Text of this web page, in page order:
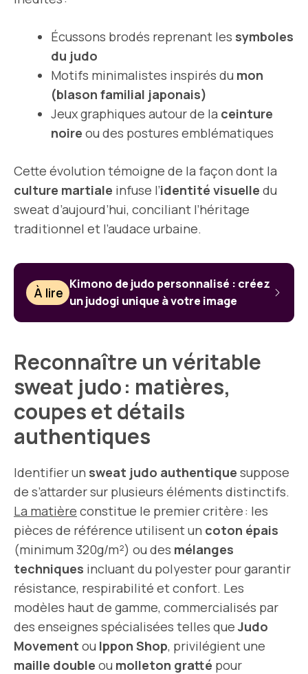
Écussons brodés reprenant les symboles
du judo
Motifs minimalistes inspirés du mon
(blason familial japonais)
Jeux graphiques autour de la ceinture
noire ou des postures emblématiques
Cette évolution témoigne de la façon dont la
culture martiale infuse l’identité visuelle du
sweat d’aujourd’hui, conciliant l’héritage
traditionnel et l’audace urbaine.
À lire
Kimono de judo personnalisé : créez
un judogi unique à votre image
Reconnaître un véritable
sweat judo : matières,
coupes et détails
authentiques
Identifier un sweat judo authentique suppose
de s’attarder sur plusieurs éléments distinctifs.
La matière constitue le premier critère : les
pièces de référence utilisent un coton épais
(minimum 320g/m²) ou des mélanges
techniques incluant du polyester pour garantir
résistance, respirabilité et confort. Les
modèles haut de gamme, commercialisés par
des enseignes spécialisées telles queJudo
Movement ou Ippon Shop, privilégient une
maille double ou molleton gratté pour